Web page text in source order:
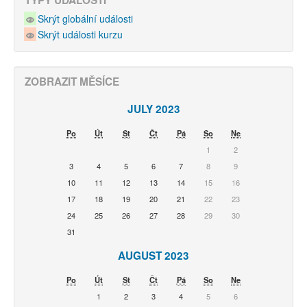
Skrýt globální události
Skrýt události kurzu
ZOBRAZIT MĚSÍCE
JULY 2023
Po Út St Čt Pá So
Ne
1
2
3
4 5 6 7 8
9
10
11 12 13 14 15
16
17
18 19 20 21 22
23
24
25 26 27 28 29
30
31
AUGUST 2023
Po Út St Čt Pá So
Ne
1
2 3 4 5
6